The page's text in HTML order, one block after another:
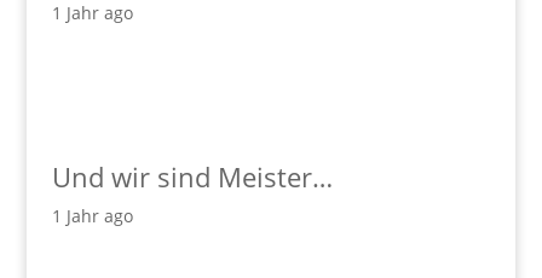
1 Jahr ago
Und wir sind Meister…
1 Jahr ago